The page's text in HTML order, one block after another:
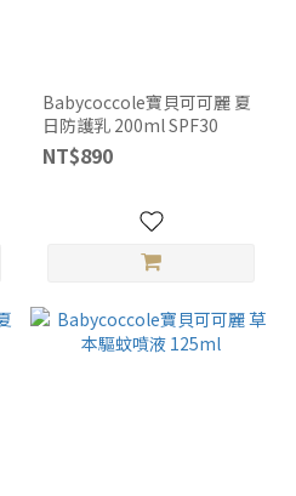
Babycoccole寶貝可可麗 夏
日防護乳 200ml SPF30
NT$890